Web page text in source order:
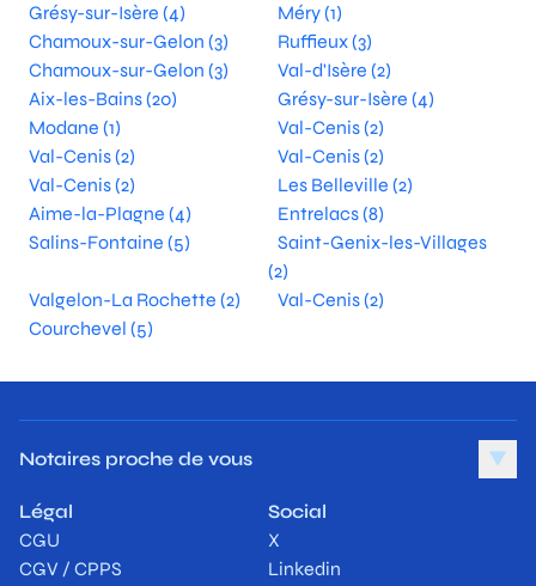
Grésy-sur-Isère (4)
Méry (1)
Chamoux-sur-Gelon (3)
Ruffieux (3)
Chamoux-sur-Gelon (3)
Val-d'Isère (2)
Aix-les-Bains (20)
Grésy-sur-Isère (4)
Modane (1)
Val-Cenis (2)
Val-Cenis (2)
Val-Cenis (2)
Val-Cenis (2)
Les Belleville (2)
Aime-la-Plagne (4)
Entrelacs (8)
Salins-Fontaine (5)
Saint-Genix-les-Villages
(2)
Valgelon-La Rochette (2)
Val-Cenis (2)
Courchevel (5)
Notaires proche de vous ▼
Légal
CGU
CGV / CPPS
Social
X
Linkedin